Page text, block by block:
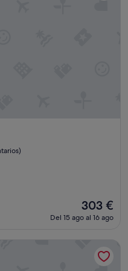
El
precio
303 €
303 €
Del 15 ago al 16 ago